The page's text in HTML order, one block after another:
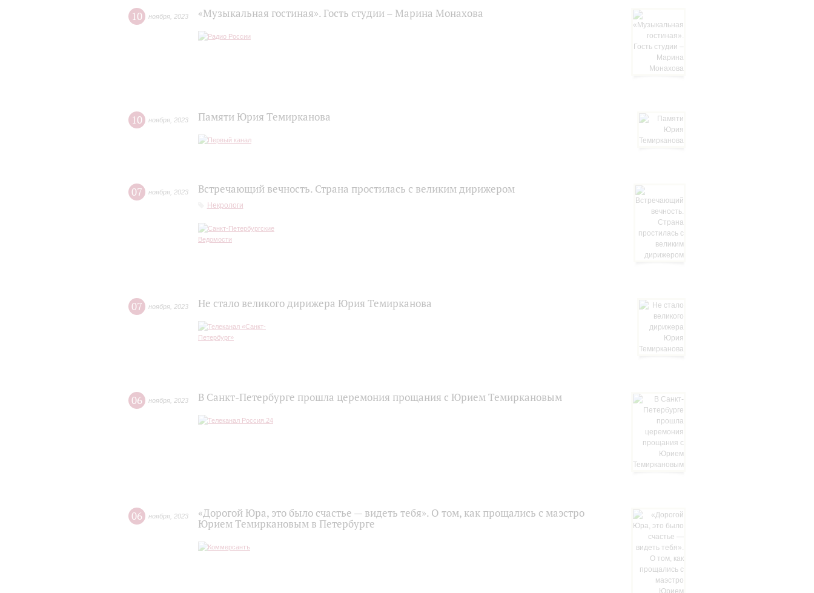
10 ноября 2023 «Музыкальная гостиная». Гость студии – Марина Монахова
10 ноября 2023 Памяти Юрия Темирканова
07 ноября 2023 Встречающий вечность. Страна простилась с великим дирижером
Некрологи
07 ноября 2023 Не стало великого дирижера Юрия Темирканова
06 ноября 2023 В Санкт-Петербурге прошла церемония прощания с Юрием Темиркановым
06 ноября 2023
«Дорогой Юра, это было счастье — видеть тебя». О том, как прощались с маэстро
Юрием Темиркановым в Петербурге